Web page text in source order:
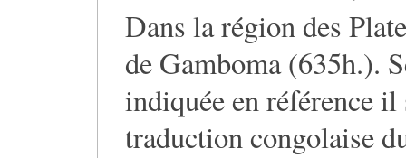
Dans la région des
de Gamboma (635h.).
indiquée en référence
traduction congolaise